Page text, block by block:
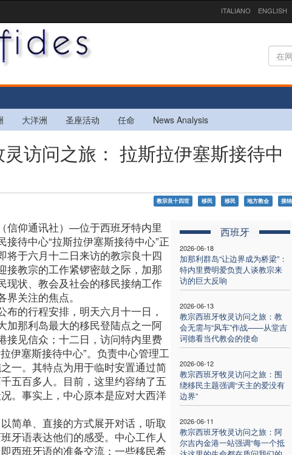
ITALIANO ENGLISH
大洋洲 圣座活动 任命 News Analysis
访问之旅： 拉斯拉伊塞斯接待中
教宗良十四世 移民 移民 地方教会 接纳
西班牙
2026-06-18
加那利群岛“让边界成为桥梁”：
特内里费明爱负责人谈教宗来
访的巨大反响
2026-06-13
教宗西班牙牧灵访问之旅：教
会无需与“风车”作战——从堂吉
诃德看当代教会的使命
2026-06-12
教宗西班牙牧灵访问之旅：围
绕移民主题强调“天主的爱没有
边界”
2026-06-11
教宗西班牙牧灵访问之旅：阿
尔吉内金港一站强调“每一个抵
信仰通讯社）—位于西班牙特内里
接待中心“拉斯拉伊塞斯接待中心”正
将于六月十二日来访的教宗良十四
接教宗的工作紧锣密鼓之际，加那
现状、教会及社会的移民接纳工作
界关注的焦点。
布的行程安排，明天六月十一日，
加那利岛最大的移民登陆点之一阿
接见信众；十二日，访问特内里费
伊塞斯接待中心”。负责中心管理工
一。其特点为用于临时安置通过简
五百多人。目前，这里约容纳了五
。事实上，中心原本是应对大西洋
简单、直接的方式展开对话，听取
牙语表达他们的感受。中心工作人
西班牙语的准备交流；一些移民希